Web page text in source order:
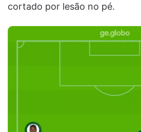
cortado por lesão no pé.